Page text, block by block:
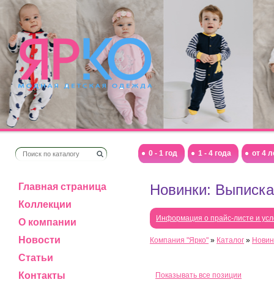
от 4
1 - 4 года
0 - 1 год
Главная страница
Коллекции
О компании
Новости
Статьи
Контакты
Новинки:
Информация о прайс-листе и
Компания "Ярко" » Каталог »
Показывать все позиции